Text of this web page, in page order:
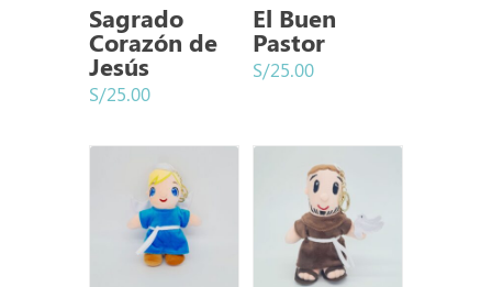
Sagrado
Corazón de
Jesús
S/25.00
El Buen
Pastor
S/25.00